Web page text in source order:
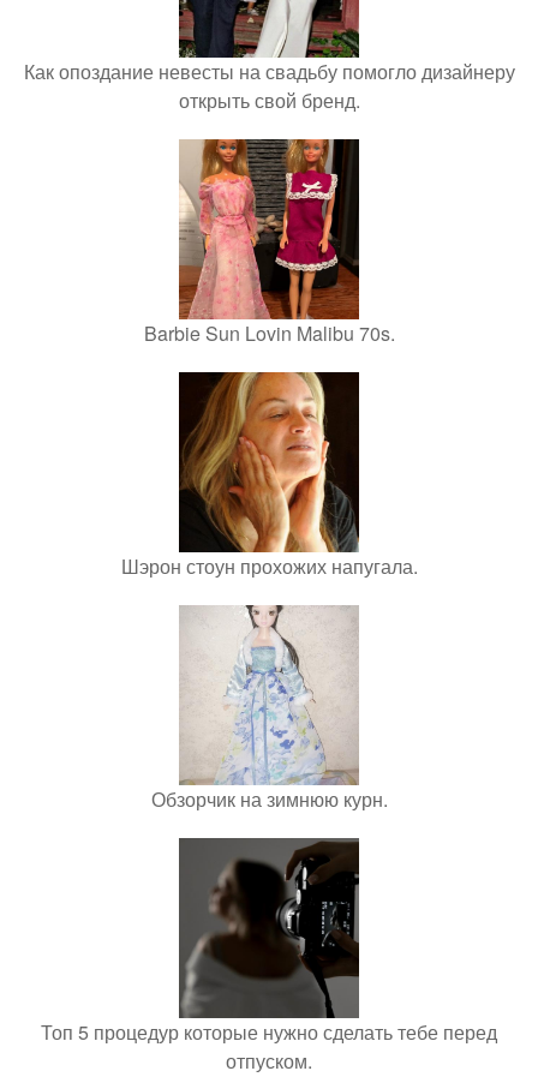
Как опоздание невесты на свадьбу помогло дизайнеру
открыть свой бренд.
Barbie Sun Lovin Malibu 70s.
Шэрон стоун прохожих напугала.
Обзорчик на зимнюю курн.
Топ 5 процедур которые нужно сделать тебе перед
отпуском.